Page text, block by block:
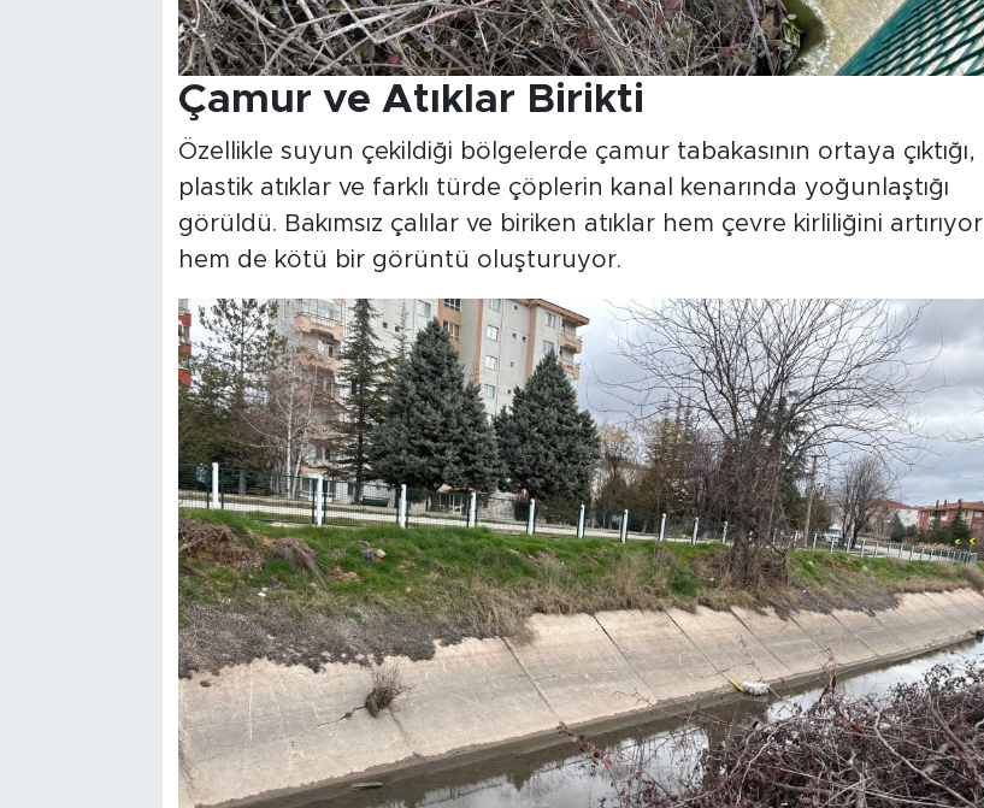
Çamur ve Atıklar Birikti
Özellikle suyun çekildiği bölgelerde çamur tabakasının ortaya çıktığı,
plastik atıklar ve farklı türde çöplerin kanal kenarında yoğunlaştığı
görüldü. Bakımsız çalılar ve biriken atıklar hem çevre kirliliğini artırıyor
hem de kötü bir görüntü oluşturuyor.